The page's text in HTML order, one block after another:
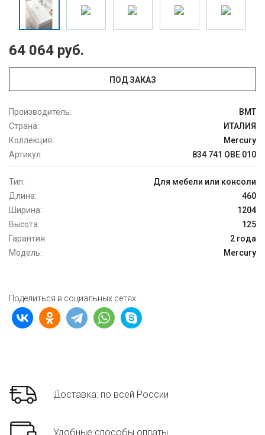
64 064 руб.
ПОД ЗАКАЗ
Производитель:
BMT
Страна:
ИТАЛИЯ
Коллекция:
Mercury
Артикул:
834 741 OBE 010
Тип:
Для мебели или консоли
Длина:
460
Ширина:
1204
Высота:
125
Гарантия:
2 года
Модель:
Mercury
Поделиться в социальных сетях:
Доставка: по всей России
Удобные способы оплаты